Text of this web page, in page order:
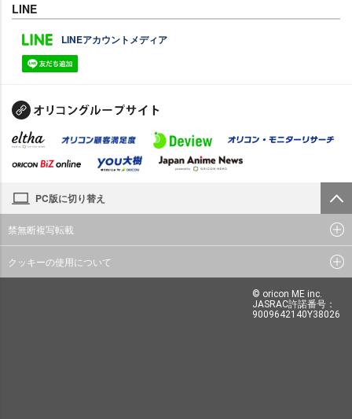
LINE
LINEアカウントメディア
PC版に切り替え
禁無断複写転載
クッキーの使用について
© oricon ME inc.
JASRAC許諾番号：
9009642140Y38026